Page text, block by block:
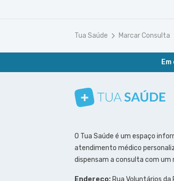
Tua Saúde Marcar Consulta
Conheça nosso canal
Siga a gente no
Siga a gente no
Siga a gente no
O Tua Saúde é um espaço
atendimento médico
dispensam a consulta com um
Endereço: Rua Voluntários